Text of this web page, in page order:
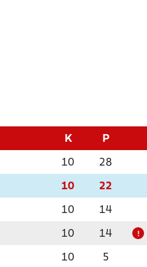
K P
10 28
10 22
10 14
10 14 !
10 5